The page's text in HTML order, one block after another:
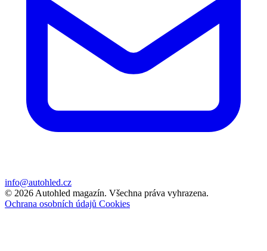
info@autohled.cz
© 2026 Autohled magazín. Všechna práva vyhrazena.
Ochrana osobních údajů Cookies